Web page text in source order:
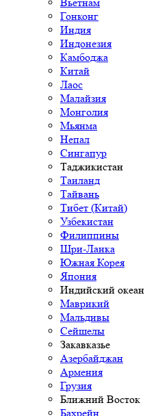
Гонконг
Индия
Индонезия
Камбоджа
Китай
Лаос
Малайзия
Монголия
Мьянма
Непал
Сингапур
Таджикистан
Таиланд
Тайвань
Тибет (Китай)
Узбекистан
Филиппины
Шри-Ланка
Южная Корея
Япония
Индийский океан
Маврикий
Мальдивы
Сейшелы
Закавказье
Азербайджан
Армения
Грузия
Ближний Восток
Бахрейн